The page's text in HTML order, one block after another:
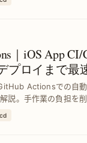
｜iOS App
プロイまで最
Actionsでの自
説。手作業の負担を
します。